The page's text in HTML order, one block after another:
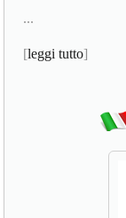
...
[leggi tutto]